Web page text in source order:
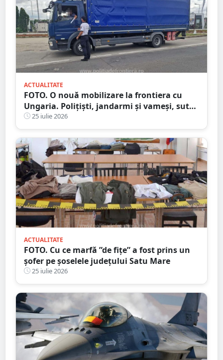
ACTUALITATE
FOTO. O nouă mobilizare la frontiera cu
Ungaria. Polițiști, jandarmi și vameși, sute
de persoane verificate
25 iulie 2026
ACTUALITATE
FOTO. Cu ce marfă ”de fițe” a fost prins un
șofer pe șoselele județului Satu Mare
25 iulie 2026